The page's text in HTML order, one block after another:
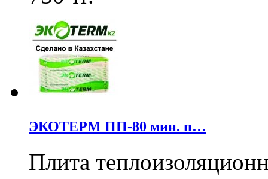
ЭКОТЕРМ ПП-80 мин. п…
Плита